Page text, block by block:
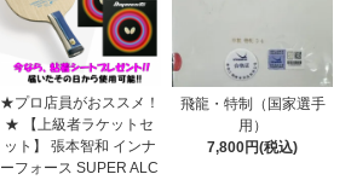
★プロ店員がおススメ！
★ 【上級者ラケットセ
ット】 張本智和 インナ
ーフォース SUPER ALC
飛龍・特制（国家選手
用）
7,800円(税込)